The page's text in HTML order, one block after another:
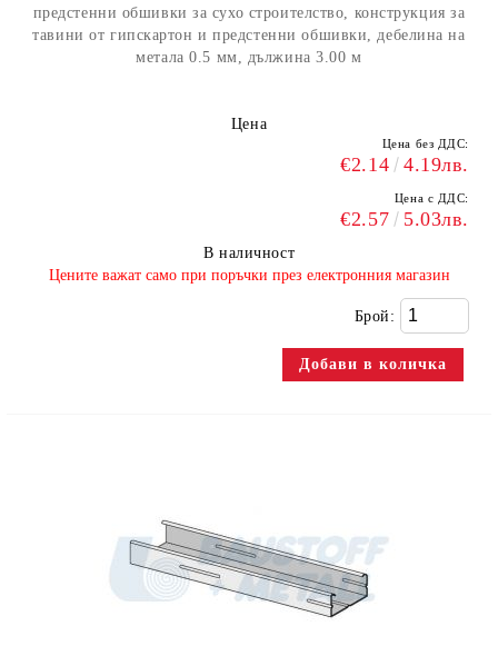
предстенни обшивки за сухо строителство, конструкция за
тавини от гипскартон и предстенни обшивки, дебелина на
метала 0.5 мм, дължина 3.00 м
Цена
Цена без ДДС:
€2.14 4.19лв.
Цена с ДДС:
€2.57 5.03лв.
В наличност
​Цените важат само при поръчки през електронния магазин
Брой: